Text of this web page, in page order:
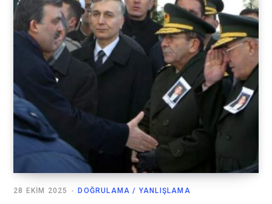
DOĞRULAMA / YANLIŞLAMA
28 EKIM 2025